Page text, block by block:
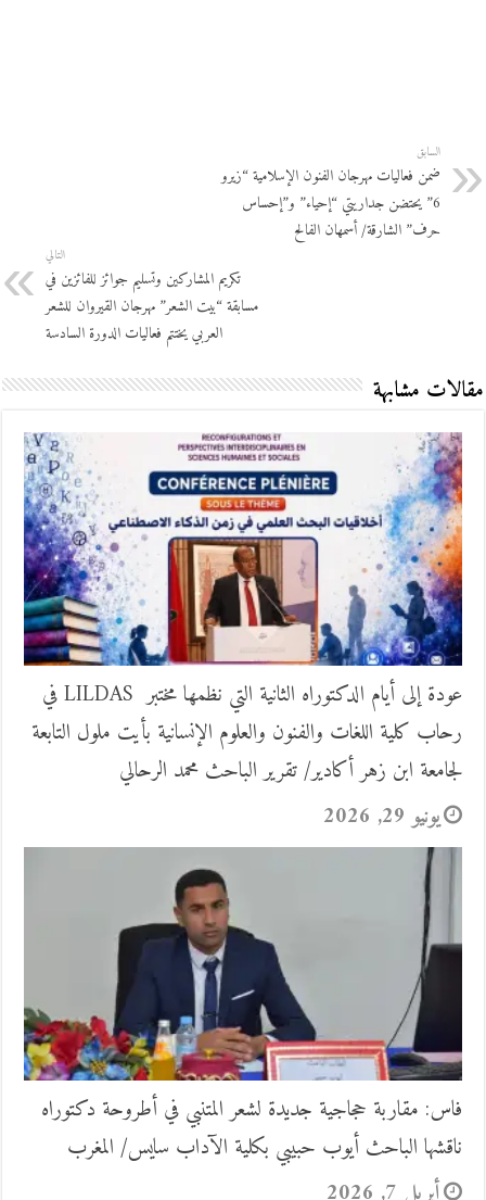
السابق
ضمن فعاليات مهرجان الفنون الإسلامية “زيرو
6” يحتضن جداريتي “إحياء” و”إحساس
حرف” الشارقة/ أسمهان الفالح
التالي
تكريم المشاركين وتسليم جوائز للفائزين في
مسابقة “بيت الشعر” مهرجان القيروان للشعر
العربي يختتم فعاليات الدورة السادسة
مقالات مشابهة
عودة إلى أيام الدكتوراه الثانية التي نظمها مختبر LILDAS في
رحاب كلية اللغات والفنون والعلوم الإنسانية بأيت ملول التابعة
لجامعة ابن زهر أكادير/ تقرير الباحث محمد الرحالي
يونيو 29, 2026
فاس: مقاربة حجاجية جديدة لشعر المتنبي في أطروحة دكتوراه
ناقشها الباحث أيوب حبيبي بكلية الآداب سايس/ المغرب